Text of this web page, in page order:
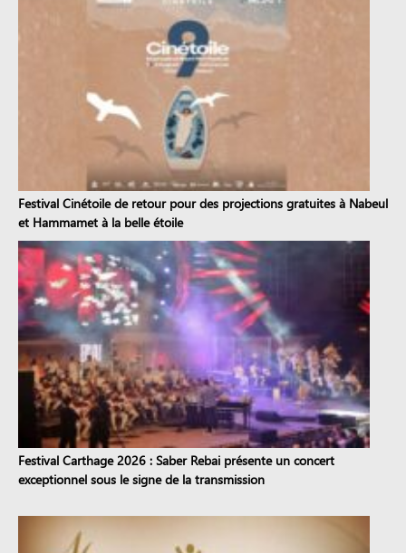
Festival Cinétoile de retour pour des projections gratuites à Nabeul
et Hammamet à la belle étoile
Festival Carthage 2026 : Saber Rebai présente un concert
exceptionnel sous le signe de la transmission